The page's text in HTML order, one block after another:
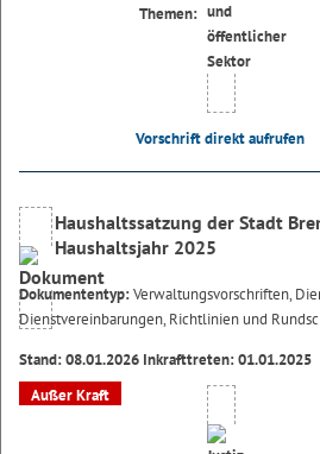
Themen:
Vorschrift direkt aufrufen
Haushaltssatzung der Stadt
Haushaltsjahr 2025
Dokumententyp:Verwaltungsvorschriften,
Dienstvereinbarungen, Richtlinien und
Stand: 08.01.2026 Inkrafttreten: 01.01.2025
Außer Kraft